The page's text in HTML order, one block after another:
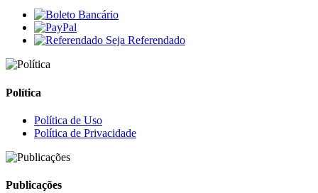
Seja Referendado
Política
Política de Uso
Política de Privacidade
Publicações